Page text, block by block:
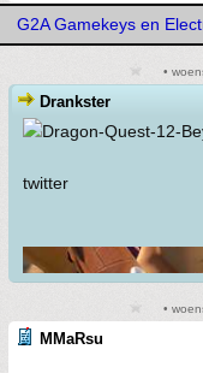
G2A Gamekeys en
•
Drankster
twitter
•
MMaRsu